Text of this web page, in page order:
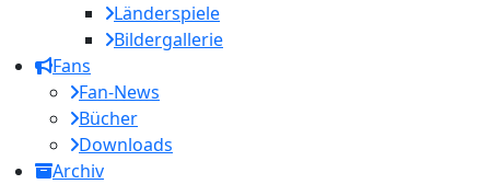
Länderspiele
Bildergallerie
Fans
Fan-News
Bücher
Downloads
Archiv